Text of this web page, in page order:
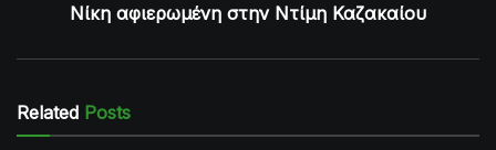
Νίκη αφιερωμένη στην Ντίμη Καζακαίου
Related Posts